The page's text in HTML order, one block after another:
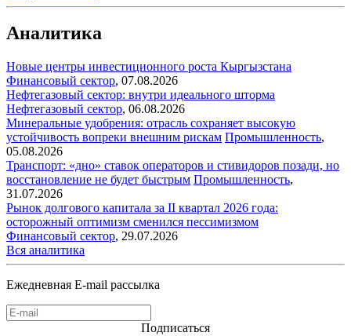
Аналитика
Новые центры инвестиционного роста Кыргызстана
Финансовый сектор, 07.08.2026
Нефтегазовый сектор: внутри идеального шторма
Нефтегазовый сектор, 06.08.2026
Минеральные удобрения: отрасль сохраняет высокую
устойчивость вопреки внешним рискам Промышленность,
05.08.2026
Транспорт: «дно» ставок операторов и стивидоров позади, но
восстановление не будет быстрым Промышленность,
31.07.2026
Рынок долгового капитала за II квартал 2026 года:
осторожный оптимизм сменился пессимизмом
Финансовый сектор, 29.07.2026
Вся аналитика
Ежедневная E-mail рассылка
Подписаться